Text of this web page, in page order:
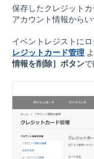
保存したクレジット
アカウント情報からい
イベントレジストにロ
レジットカード管理
情報を削除］ボタン